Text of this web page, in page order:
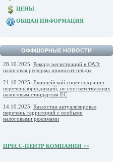
ЦЕНЫ
ОБЩАЯ ИНФОРМАЦИЯ
ОФФШОРНЫЕ НОВОСТИ
28.10.2025: Рекорд регистраций в ОАЭ:
налоговая реформа приносит плоды
21.10.2025: Европейский совет сохранил
перечень юрисдикций, не соответствующих
налоговым стандартам ЕС
14.10.2025: Казахстан актуализировал
перечень территорий с особыми
налоговыми режимами
ПРЕСС-ЦЕНТР КОМПАНИИ >>